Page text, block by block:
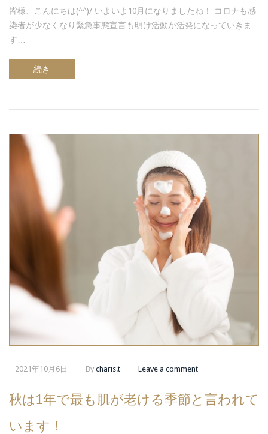
皆様、こんにちは(^^)/ いよいよ10月になりましたね！ コロナも感
染者が少なくなり緊急事態宣言も明け活動が活発になっていきま
す…
続き
2021年10月6日 By charis.t Leave a comment
秋は1年で最も肌が老ける季節と言われて
います！